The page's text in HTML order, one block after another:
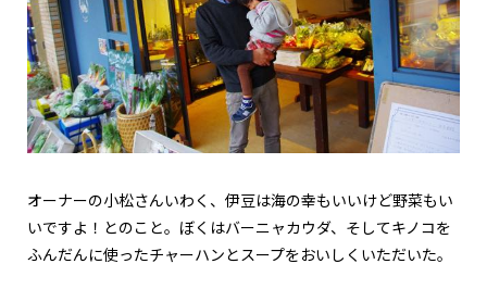
オーナーの小松さんいわく、伊豆は海の幸もいいけど野菜もい
いですよ！とのこと。ぼくはバーニャカウダ、そしてキノコを
ふんだんに使ったチャーハンとスープをおいしくいただいた。